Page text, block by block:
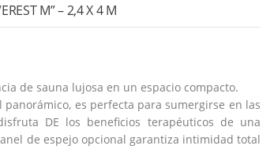
M” – 2,4 X 4 M
de sauna lujosa en un espacio compacto.
es perfecta para sumergirse en las
DE los beneficios terapéuticos de una
de espejo opcional garantiza intimidad total